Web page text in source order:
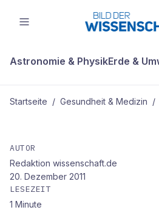
Astronomie & PhysikErde &
Startseite / Gesundheit & Medizin /
BLAUALGEN GEGEN
AUTOR
Redaktion wissenschaft.de
20. Dezember 2011
LESEZEIT
1 Minute